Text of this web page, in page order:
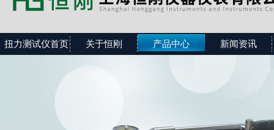
扭力测试仪首页 关于恒刚 产品中心 新闻资讯